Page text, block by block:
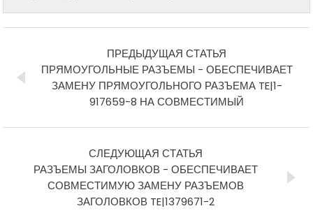
ПРЕДЫДУЩАЯ СТАТЬЯ
ПРЯМОУГОЛЬНЫЕ РАЗЪЕМЫ - ОБЕСПЕЧИВАЕТ
ЗАМЕНУ ПРЯМОУГОЛЬНОГО РАЗЪЕМА TE|1-
917659-8 НА СОВМЕСТИМЫЙ
СЛЕДУЮЩАЯ СТАТЬЯ
РАЗЪЕМЫ ЗАГОЛОВКОВ - ОБЕСПЕЧИВАЕТ
СОВМЕСТИМУЮ ЗАМЕНУ РАЗЪЕМОВ
ЗАГОЛОВКОВ TE|1379671-2